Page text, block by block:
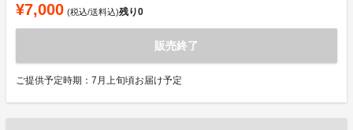
¥7,000 (税込/送料込)残り0
販売終了
ご提供予定時期：7月上旬頃お届け予定